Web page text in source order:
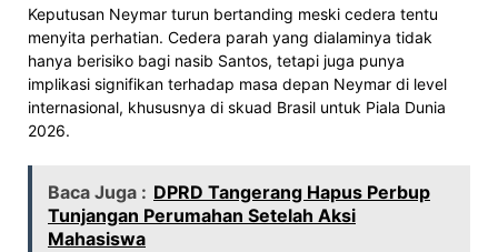
Keputusan Neymar turun bertanding meski cedera tentu
menyita perhatian. Cedera parah yang dialaminya tidak
hanya berisiko bagi nasib Santos, tetapi juga punya
implikasi signifikan terhadap masa depan Neymar di level
internasional, khususnya di skuad Brasil untuk Piala Dunia
2026.
Baca Juga : DPRD Tangerang Hapus Perbup
Tunjangan Perumahan Setelah Aksi
Mahasiswa